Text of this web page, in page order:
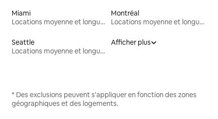
Miami
Locations moyenne et longue durée
Montréal
Locations moyenne et longue durée
Seattle
Locations moyenne et longue durée
Afficher plus
* Des exclusions peuvent s'appliquer en fonction des zones
géographiques et des logements.